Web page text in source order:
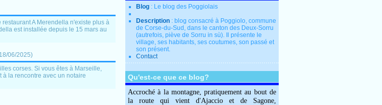
A Merendella n'existe plus à
est installée depuis le 15 mars au
18/06/2025)
corses. Si vous êtes à Marseille,
la rencontre avec un notaire
Blog : Le blog des Poggiolais
Description : blog consacré à Poggiolo, commune
de Corse-du-Sud, dans le canton des Deux-Sorru
(autrefois, piève de Sorru in sù). Il présente le
village, ses habitants, ses coutumes, son passé et
son présent.
Contact
Qu'est-ce que ce blog?
Accroché à la montagne, pratiquement au bout de
la route qui vient d'Ajaccio et de Sagone,